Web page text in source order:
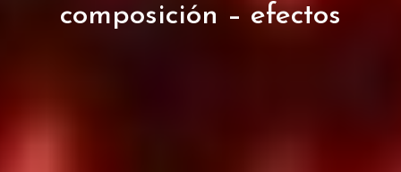
composición – efectos